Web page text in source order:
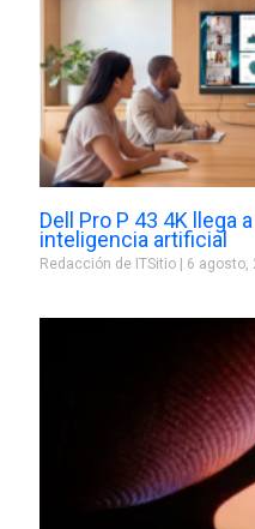
Dell Pro P 43 4K llega
inteligencia artificial
Redacción de ITSitio 6 agosto,